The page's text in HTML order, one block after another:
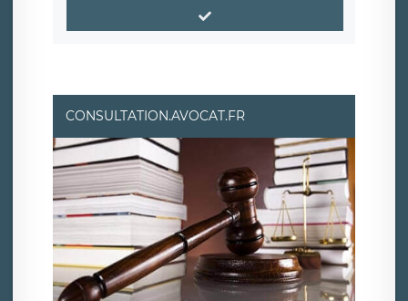
CONSULTATION.AVOCAT.FR